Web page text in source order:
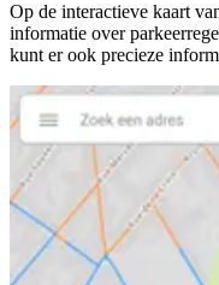
Op de interactieve kaart
informatie over
kunt er ook precieze